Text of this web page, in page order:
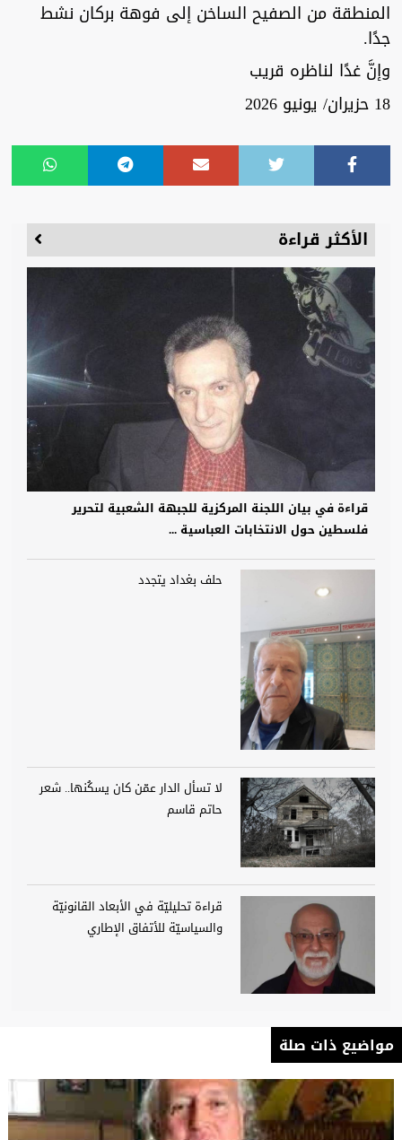
المنطقة من الصفيح الساخن إلى فوهة بركان نشط
جدًا.
وإنَّ غدًا لناظره قريب
18 حزيران/ يونيو 2026
الأكثر قراءة
قراءة في بيان اللجنة المركزية للجبهة الشعبية لتحرير
فلسطين حول الانتخابات العباسية ...
حلف بغداد يتجدد
لا تسأل الدار عمّن كان يسكُنها.. شعر
حاتم قاسم
قراءة تحليليّة في الأبعاد القانونيّة
والسياسيّة للأتفاق الإطاري
مواضيع ذات صلة